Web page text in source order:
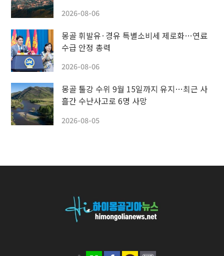
2026-08-06
몽골 휘발유·경유 특별소비세 제로화…연료
수급 안정 총력
2026-08-06
몽골 툴강 수위 9월 15일까지 유지…최근 사
흘간 수난사고로 6명 사망
2026-08-05